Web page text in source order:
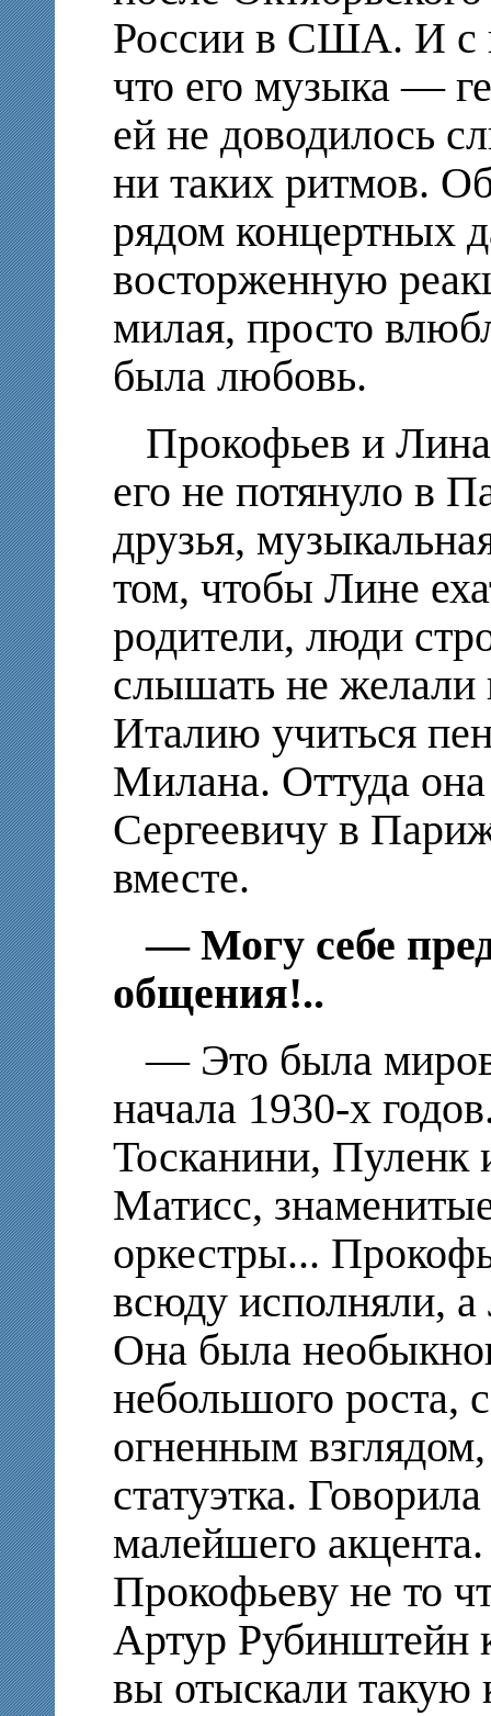
России в США. И с
что его музыка —
ей не доводилось
ни таких ритмов.
рядом концертных
восторженную
милая, просто
была любовь.
Прокофьев и Лина
его не потянуло в
друзья,
том, чтобы Лине
родители, люди
слышать не желали
Италию учиться
Милана. Оттуда
Сергеевичу в
вместе.
— Могу себе
общения!..
— Это была
начала 1930-х
Тосканини, Пуленк
Матисс,
оркестры...
всюду исполняли,
Она была
небольшого роста,
огненным
статуэтка.
малейшего
Прокофьеву не то
Артур Рубинштейн
вы отыскали такую